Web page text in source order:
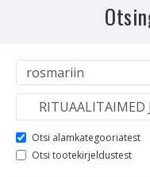
Otsi alamkategooriatest
Otsi tootekirjeldustest